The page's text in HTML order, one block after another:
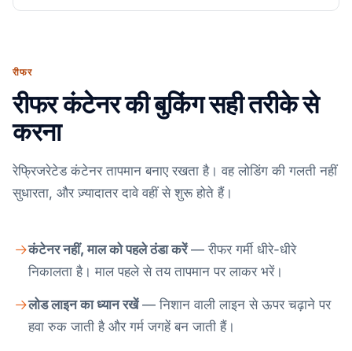
रीफर
रीफर कंटेनर की बुकिंग सही तरीके से
करना
रेफ्रिजरेटेड कंटेनर तापमान बनाए रखता है। वह लोडिंग की गलती नहीं
सुधारता, और ज़्यादातर दावे वहीं से शुरू होते हैं।
कंटेनर नहीं, माल को पहले ठंडा करें— रीफर गर्मी धीरे-धीरे
निकालता है। माल पहले से तय तापमान पर लाकर भरें।
लोड लाइन का ध्यान रखें— निशान वाली लाइन से ऊपर चढ़ाने पर
हवा रुक जाती है और गर्म जगहें बन जाती हैं।